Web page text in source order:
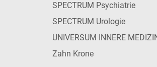
SPECTRUM Psychiatrie
SPECTRUM Urologie
UNIVERSUM INNERE
Zahn Krone